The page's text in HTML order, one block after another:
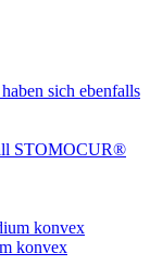
sich ebenfalls
STOMOCUR®
konvex